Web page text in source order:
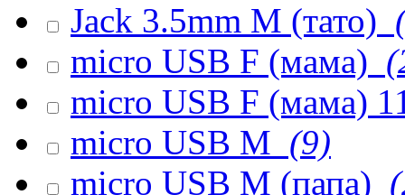
Jack 3.5mm M (тато)
micro USB F (мама)
micro USB F (мама)
micro USB M (9)
micro USB M (папа)